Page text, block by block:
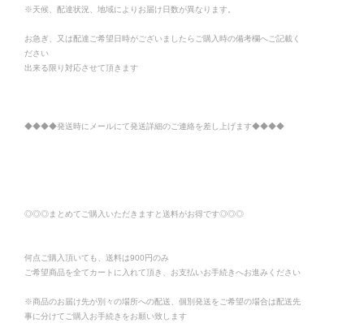
※天候、配達状況、地域によりお届け日数が異なります。
お急ぎ、又は配達ご希望日時がございましたらご購入時の備考欄へご記載く
ださい
出来る限り対応させて頂きます
◆◆◆◆発送時にメールにて発送詳細のご連絡を差し上げます◆◆◆◆
◎◎◎まとめてご購入いただきますと送料がお得です◎◎◎
何点ご購入頂いても、送料は900円のみ
ご希望商品を全てカートに入れて頂き、お支払いお手続きへお進みください
※商品のお届け先が別々の場所への配送、個別発送をご希望の場合は配送先
事に分けてご購入お手続きをお願い致します